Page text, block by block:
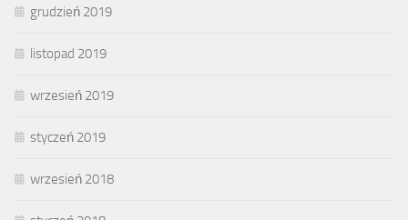
grudzień 2019
listopad 2019
wrzesień 2019
styczeń 2019
wrzesień 2018